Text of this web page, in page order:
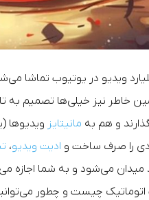
به اینکه روزانه بیش از ۵ میلیارد
خاطر نیز خیلی‌ها تصمیم به
و هم به مانیتایز ویدیوها
را صرف ساخت و ادیت ویدیو،
میدان می‌شود و به شما اجازه
چیست و چطور